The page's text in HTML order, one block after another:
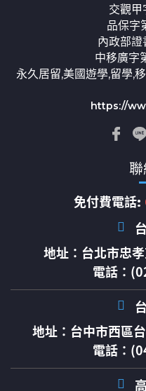
交觀甲
品保字
內政部
中移廣字
永久居留,美國遊學,留學,
https://
免付費電話:
地址： 台北市忠
電話：
地址： 台中市西區
電話：